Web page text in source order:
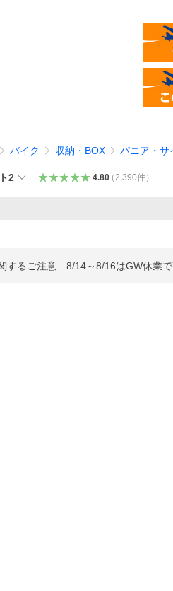
バイク 収納・BOX パニア・サ
2 4.80（2,390件）
するご注意 8/14～8/16はGW休業で